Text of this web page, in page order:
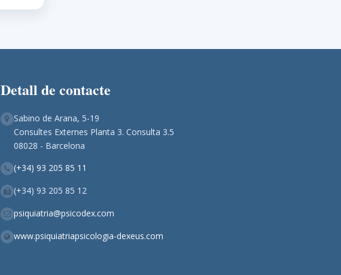
Detall de contacte
Sabino de Arana, 5-19
Consultes Externes Planta 3. Consulta 3.5
08028 - Barcelona
(+34) 93 205 85 11
(+34) 93 205 85 12
psiquiatria@psicodex.com
www.psiquiatriapsicologia-dexeus.com